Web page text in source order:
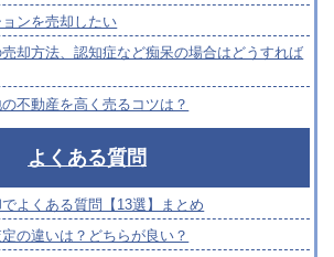
ンを売却したい
却方法、認知症など痴呆の場合はどうすれば
不動産を高く売るコツは？
よくある質問
よくある質問【13選】まとめ
の違いは？どちらが良い？